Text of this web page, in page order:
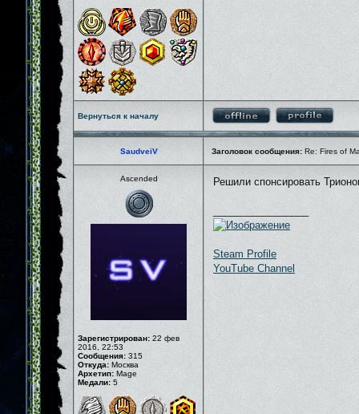
Вернуться к началу
SaudveiV Заголовок сообщения: Re: Fires of
Ascended
Зарегистрирован: 22 фев
2016, 22:53
Сообщения: 315
Откуда: Москва
Архетип: Mage
Медали: 5
Решили спонсировать
Steam Profile
YouTube Channel